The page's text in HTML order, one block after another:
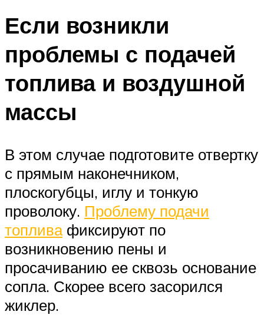
Если возникли
проблемы с подачей
топлива и воздушной
массы
В этом случае подготовите отвертку
с прямым наконечником,
плоскогубцы, иглу и тонкую
проволоку. Проблему подачи
топливафиксируют по
возникновению пены и
просачиванию ее сквозь основание
сопла. Скорее всего засорился
жиклер.